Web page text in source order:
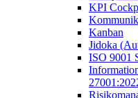
KPI
Kanban
Jidoka
ISO 9001